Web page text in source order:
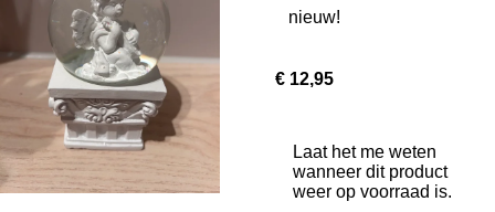
nieuw!
€ 12,95
Laat het me weten
wanneer dit product
weer op voorraad is.